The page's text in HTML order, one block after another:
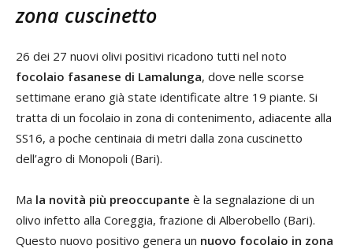
zona cuscinetto
26 dei 27 nuovi olivi positivi ricadono tutti nel noto
focolaio fasanese di Lamalunga, dove nelle scorse
settimane erano già state identificate altre 19 piante. Si
tratta di un focolaio in zona di contenimento, adiacente alla
SS16, a poche centinaia di metri dalla zona cuscinetto
dell’agro di Monopoli (Bari).
Ma la novità più preoccupante è la segnalazione di un
olivo infetto alla Coreggia, frazione di Alberobello (Bari).
Questo nuovo positivo genera un nuovo focolaio in zona